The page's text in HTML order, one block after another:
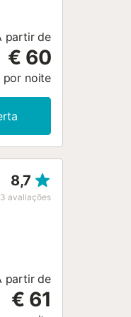
partir de
€ 60
por noite
8,7
3 avaliações
partir de
€ 61